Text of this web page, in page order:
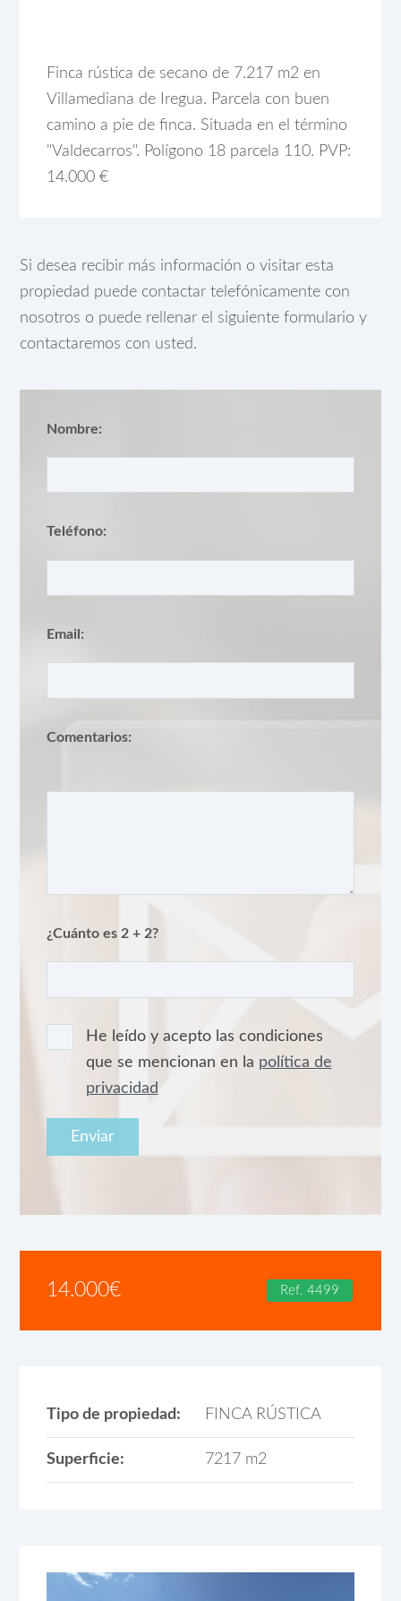
Finca rústica de secano de 7.217 m2 en
Villamediana de Iregua. Parcela con buen
camino a pie de finca. Situada en el término
"Valdecarros". Polígono 18 parcela 110. PVP:
14.000 €
Si desea recibir más información o visitar esta
propiedad puede contactar telefónicamente con
nosotros o puede rellenar el siguiente formulario y
contactaremos con usted.
Nombre:
Teléfono:
Email:
Comentarios:
¿Cuánto es 2 + 2?
He leído y acepto las condiciones
que se mencionan en la política de
privacidad
14.000€ Ref. 4499
Tipo de propiedad: FINCA RÚSTICA
Superficie: 7217 m2